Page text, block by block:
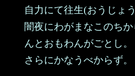
自力にて往生(おうじょ
闇夜にわがまなこのち
んとおもわんがごとし。
さらにかなうべからず。